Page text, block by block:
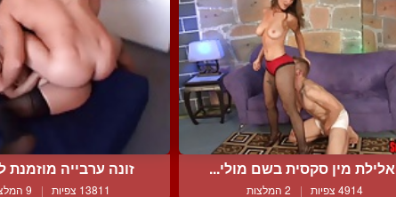
אלילת מין סקסית בשם מולי...
4914 צפיות | 2 המלצות
זונה ערבייה מוזמנת
13811 צפיות | 9 המלצות